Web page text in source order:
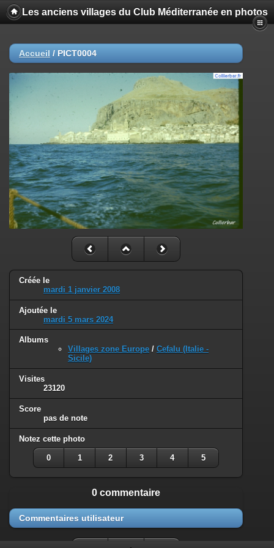
Les anciens villages du Club Méditerranée en photos
Accueil / PICT0004
Créée le
mardi 1 janvier 2008
Ajoutée le
mardi 5 mars 2024
Albums
Villages zone Europe / Cefalu (Italie -
Sicile)
Visites
23120
Score
pas de note
Notez cette photo
0 1 2 3 4 5
0 commentaire
Commentaires utilisateur